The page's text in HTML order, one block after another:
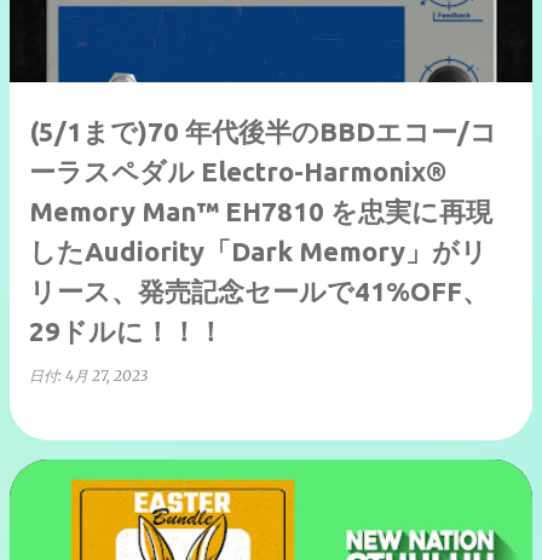
(5/1まで)70 年代後半のBBDエコー/コ
ーラスペダル Electro-Harmonix®
Memory Man™ EH7810 を忠実に再現
したAudiority「Dark Memory」がリ
リース、発売記念セールで41%OFF、
29ドルに！！！
日付: 4月 27, 2023